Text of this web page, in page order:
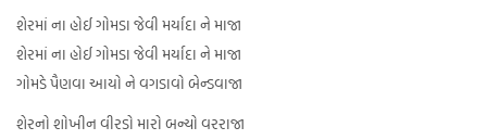
શેરમાં ના હોઈ ગોમડા જેવી મર્યાદા ને માજા
શેરમાં ના હોઈ ગોમડા જેવી મર્યાદા ને માજા
ગોમડે પૈણવા આયો ને વગડાવો બેન્ડવાજા
શેરનો શોખીન વીરડો મારો બન્યો વરરાજા